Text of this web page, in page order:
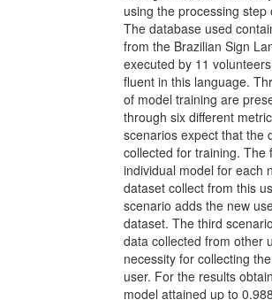
using the processing
The database used
from the Brazilian Sign
executed by 11
fluent in this language.
of model training are
through six different
scenarios expect that the
collected for training. The
individual model for each
dataset collect from this
scenario adds the new
dataset. The third
data collected from other
necessity for collecting
user. For the results
model attained up to